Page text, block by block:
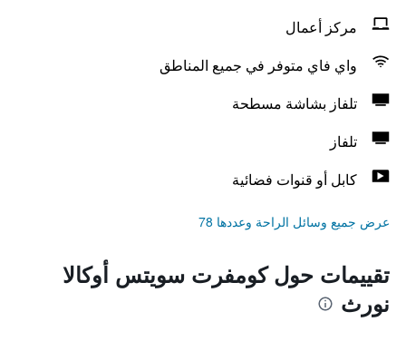
مركز أعمال
واي فاي متوفر في جميع المناطق
تلفاز بشاشة مسطحة
تلفاز
كابل أو قنوات فضائية
عرض جميع وسائل الراحة وعددها 78
تقييمات حول كومفرت سويتس أوكالا
نورث